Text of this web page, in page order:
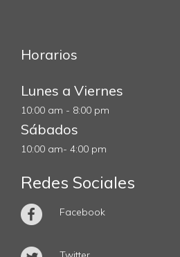
Horarios
Lunes a Viernes
10:00 am - 8:00 pm
Sábados
10:00 am- 4:00 pm
Redes Sociales
Facebook